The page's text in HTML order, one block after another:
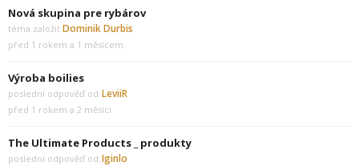
Nová skupina pre rybárov
téma založil:Dominik Durbis
před 1 rokem a 1 měsícem
Výroba boilies
poslední odpověď od:LeviiR
před 1 rokem a 2 měsíci
The Ultimate Products _ produkty
poslední odpověď od:Iginlo